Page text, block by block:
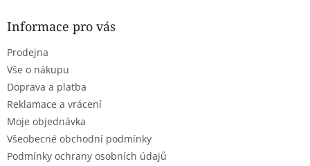
Informace pro vás
Prodejna
Vše o nákupu
Doprava a platba
Reklamace a vrácení
Moje objednávka
Všeobecné obchodní podmínky
Podmínky ochrany osobních údajů